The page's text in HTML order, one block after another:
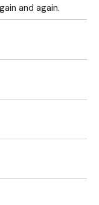
and again.